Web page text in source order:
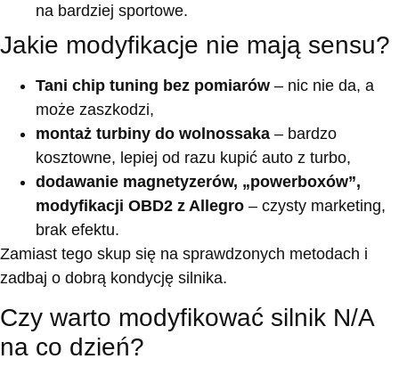
na bardziej sportowe.
Jakie modyfikacje nie mają sensu?
Tani chip tuning bez pomiarów – nic nie da, a
może zaszkodzi,
montaż turbiny do wolnossaka – bardzo
kosztowne, lepiej od razu kupić auto z turbo,
dodawanie magnetyzerów, „powerboxów”,
modyfikacji OBD2 z Allegro – czysty marketing,
brak efektu.
Zamiast tego skup się na sprawdzonych metodach i
zadbaj o dobrą kondycję silnika.
Czy warto modyfikować silnik N/A
na co dzień?